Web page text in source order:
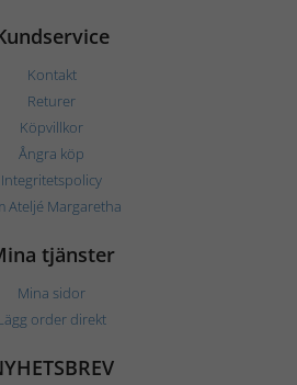
Kontakt
Returer
Köpvillkor
Ångra köp
Integritetspolicy
Ateljé Margaretha
tjänster
Mina sidor
order direkt